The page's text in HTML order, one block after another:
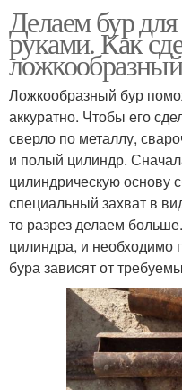
Делаем бур
руками. Как
Ложкообразный бур
аккуратно. Чтобы его
сверло по металлу,
и полый цилиндр.
цилиндрическую основу
специальный захват в
то разрез делаем
цилиндра, и необходимо
бура зависят от